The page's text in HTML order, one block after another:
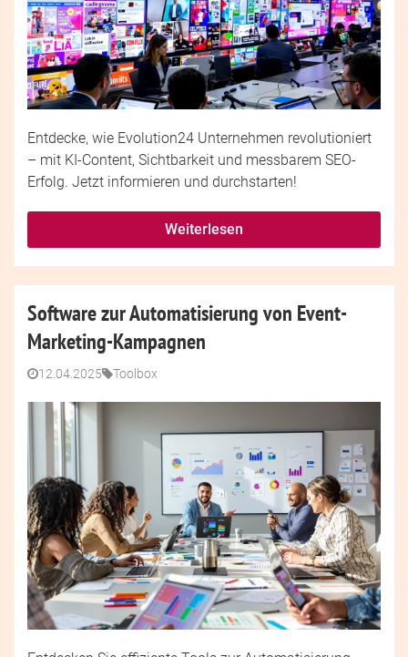
Entdecke, wie Evolution24 Unternehmen revolutioniert
– mit KI-Content, Sichtbarkeit und messbarem SEO-
Erfolg. Jetzt informieren und durchstarten!
Weiterlesen
Software zur Automatisierung von Event-
Marketing-Kampagnen
12.04.2025 Toolbox